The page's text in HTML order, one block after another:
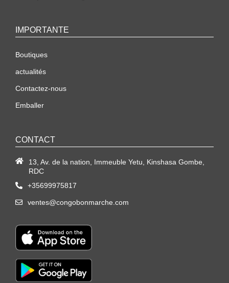
IMPORTANTE
Boutiques
actualités
Contactez-nous
Emballer
CONTACT
13, Av. de la nation, Immeuble Yetu, Kinshasa Gombe,
RDC
+35699975817
ventes@congobonmarche.com